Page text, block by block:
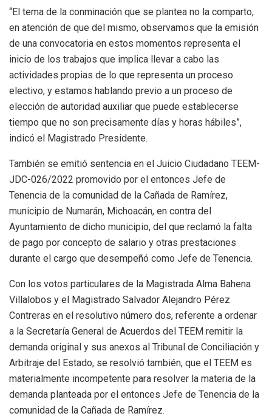
“El tema de la conminación que se plantea no la comparto,
en atención de que del mismo, observamos que la emisión
de una convocatoria en estos momentos representa el
inicio de los trabajos que implica llevar a cabo las
actividades propias de lo que representa un proceso
electivo, y estamos hablando previo a un proceso de
elección de autoridad auxiliar que puede establecerse
tiempo que no son precisamente días y horas hábiles”,
indicó el Magistrado Presidente.
También se emitió sentencia en el Juicio Ciudadano TEEM-
JDC-026/2022 promovido por el entonces Jefe de
Tenencia de la comunidad de la Cañada de Ramírez,
municipio de Numarán, Michoacán, en contra del
Ayuntamiento de dicho municipio, del que reclamó la falta
de pago por concepto de salario y otras prestaciones
durante el cargo que desempeñó como Jefe de Tenencia.
Con los votos particulares de la Magistrada Alma Bahena
Villalobos y el Magistrado Salvador Alejandro Pérez
Contreras en el resolutivo número dos, referente a ordenar
a la Secretaría General de Acuerdos del TEEM remitir la
demanda original y sus anexos al Tribunal de Conciliación y
Arbitraje del Estado, se resolvió también, que el TEEM es
materialmente incompetente para resolver la materia de la
demanda planteada por el entonces Jefe de Tenencia de la
comunidad de la Cañada de Ramírez.